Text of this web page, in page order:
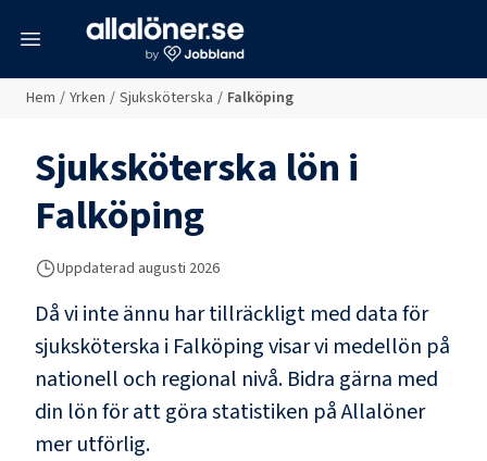
Hem / Yrken / Sjuksköterska / Falköping
Sjuksköterska lön i
Falköping
Uppdaterad augusti 2026
Då vi inte ännu har tillräckligt med data för
sjuksköterska i Falköpingvisar vi medellön på
nationell och regional nivå. Bidra gärna med
din lön för att göra statistiken på Allalöner
mer utförlig.